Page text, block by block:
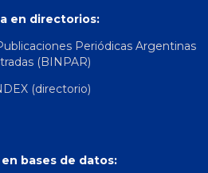
en directorios:
Periódicas Argentinas
(BINPAR)
(directorio)
bases de datos: